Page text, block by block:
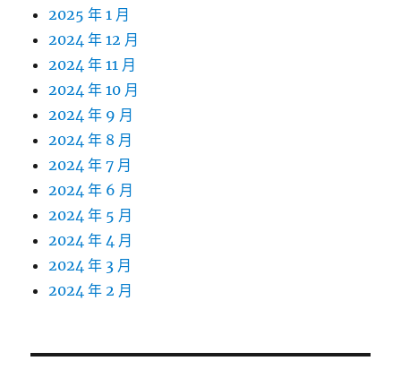
2025 年 1 月
2024 年 12 月
2024 年 11 月
2024 年 10 月
2024 年 9 月
2024 年 8 月
2024 年 7 月
2024 年 6 月
2024 年 5 月
2024 年 4 月
2024 年 3 月
2024 年 2 月